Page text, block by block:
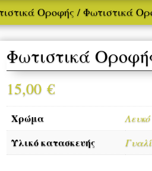
Οροφής /Φωτιστικά
Φωτιστικά
15,00 €
Χρώμα Λευκό
Υλικό κατασκευής Γυαλί